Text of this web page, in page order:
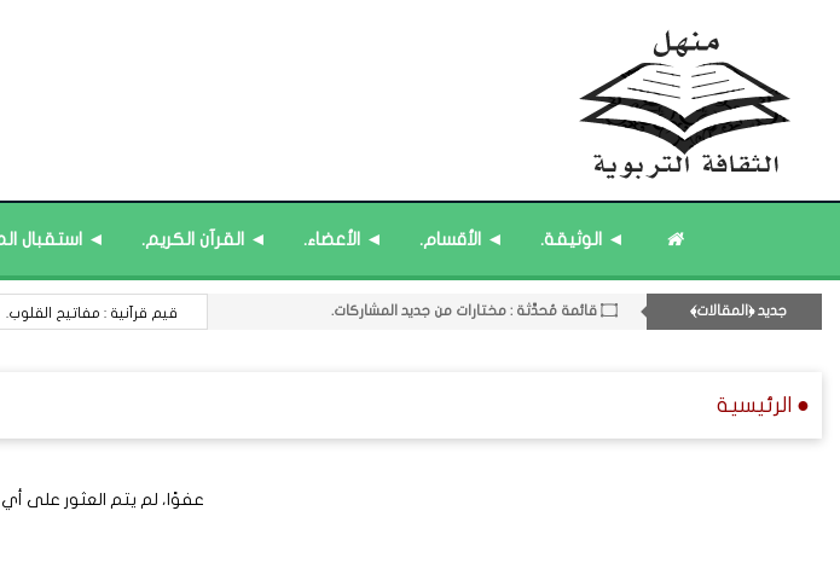
◄ الوثيقة. ◄ الأقسام. ◄ الأعضاء. ◄ القرآن الكريم. ◄ استقبال
جديد ﴿المقالات﴾
۝ قائمة مُحدَّثة : مختارات من الثقافة ﴿الزمنية﴾.
12- القسم الثاني عشر : الثقافة ﴿الرياضية - المعرفية - المستقبلية﴾.
۝ قائمة مُحدَّثة : مختارات من جديد المشاركات. قيم قرآنية : مفاتيح القلوب.
● الرئيسية
عفوًا، لم يتم العثور على